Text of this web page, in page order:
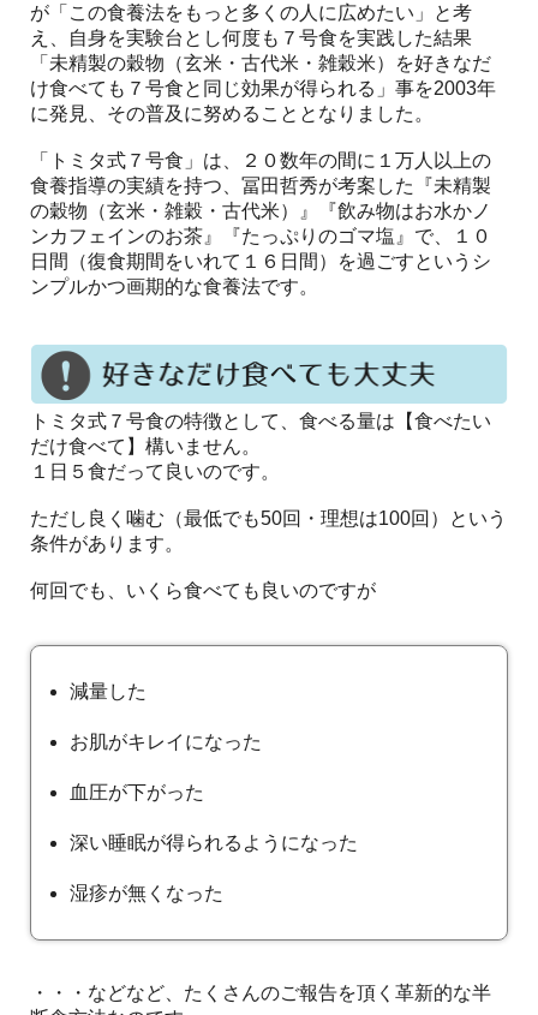
が「この食養法をもっと多くの人に広めたい」と考
え、自身を実験台とし何度も７号食を実践した結果
「未精製の穀物（玄米・古代米・雑穀米）を好きなだ
け食べても７号食と同じ効果が得られる」事を2003年
に発見、その普及に努めることとなりました。
「トミタ式７号食」は、２０数年の間に１万人以上の
食養指導の実績を持つ、冨田哲秀が考案した『未精製
の穀物（玄米・雑穀・古代米）』『飲み物はお水かノ
ンカフェインのお茶』『たっぷりのゴマ塩』で、１０
日間（復食期間をいれて１６日間）を過ごすというシ
ンプルかつ画期的な食養法です。
トミタ式７号食の特徴として、食べる量は【食べたい
だけ食べて】構いません。
１日５食だって良いのです。
ただし良く噛む（最低でも50回・理想は100回）という
条件があります。
何回でも、いくら食べても良いのですが
減量した
お肌がキレイになった
血圧が下がった
深い睡眠が得られるようになった
湿疹が無くなった
・・・などなど、たくさんのご報告を頂く革新的な半